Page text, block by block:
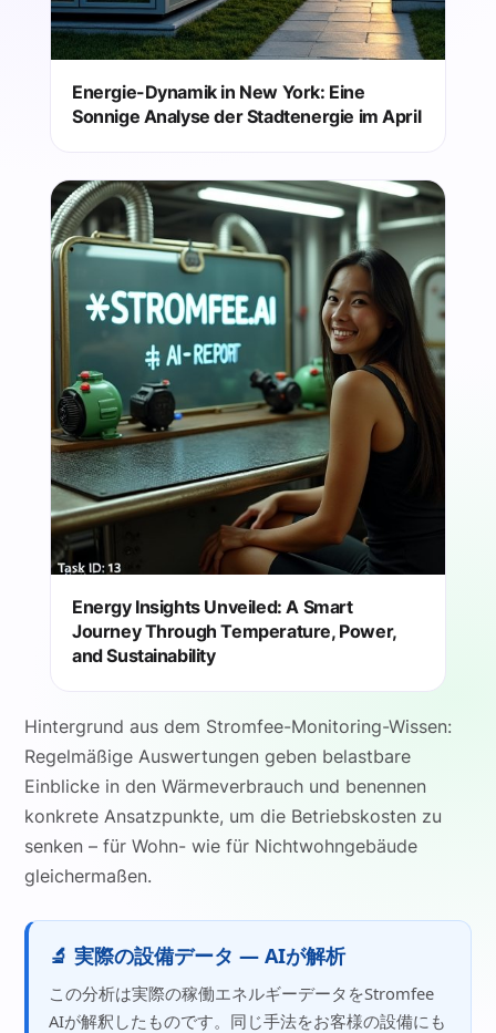
Energie-Dynamik in New York: Eine
Sonnige Analyse der Stadtenergie im April
Energy Insights Unveiled: A Smart
Journey Through Temperature, Power,
and Sustainability
Hintergrund aus dem Stromfee-Monitoring-Wissen:
Regelmäßige Auswertungen geben belastbare
Einblicke in den Wärmeverbrauch und benennen
konkrete Ansatzpunkte, um die Betriebskosten zu
senken – für Wohn- wie für Nichtwohngebäude
gleichermaßen.
🔬 実際の設備データ — AIが解析
この分析は実際の稼働エネルギーデータをStromfee
AIが解釈したものです。同じ手法をお客様の設備にも